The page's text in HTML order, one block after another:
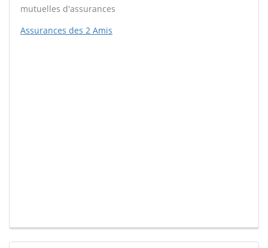
mutuelles d'assurances
Assurances des 2 Amis